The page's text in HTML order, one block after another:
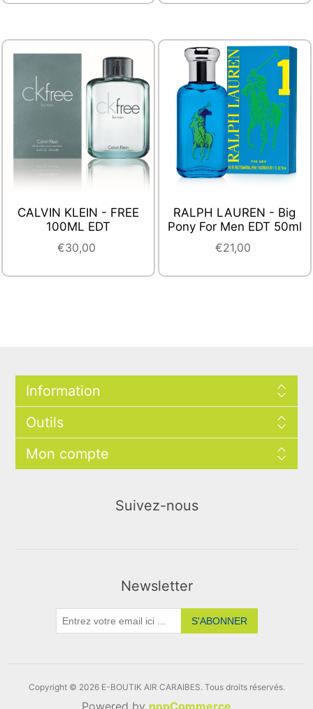
CALVIN KLEIN - FREE
100ML EDT
€30,00
RALPH LAUREN - Big
Pony For Men EDT 50ml
€21,00
Information
Outils
Mon compte
Suivez-nous
Newsletter
S'ABONNER
Copyright © 2026 E-BOUTIK AIR CARAIBES. Tous droits réservés.
Powered by nopCommerce